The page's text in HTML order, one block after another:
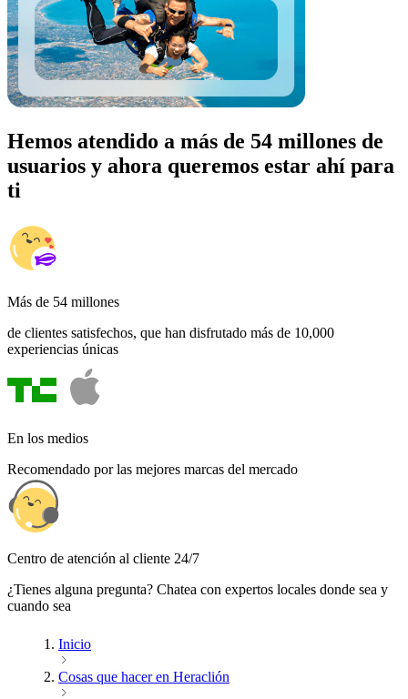
Hemos atendido a más de 54 millones de
usuarios y ahora queremos estar ahí para
ti
Más de 54 millones
de clientes satisfechos, que han disfrutado más de 10,000
experiencias únicas
En los medios
Recomendado por las mejores marcas del mercado
Centro de atención al cliente 24/7
¿Tienes alguna pregunta? Chatea con expertos locales donde sea y
cuando sea
Inicio
Cosas que hacer en Heraclión